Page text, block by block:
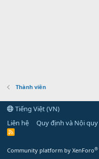
Thành viên
Tiếng Việt (VN)
Liên hệ
Quy định và Nội quy
R
Community platform by XenForo®